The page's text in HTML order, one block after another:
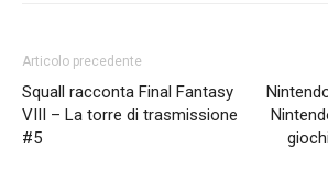
Articolo precedente
Squall racconta Final Fantasy
VIII – La torre di trasmissione
#5